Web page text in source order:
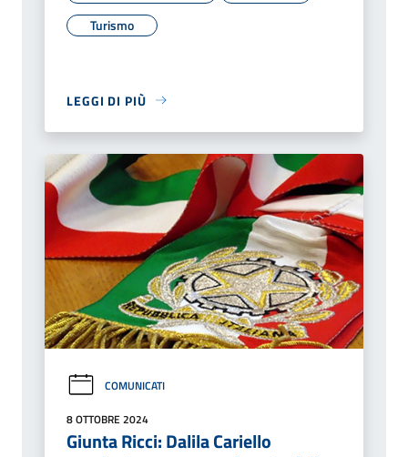
Turismo
LEGGI DI PIÙ
COMUNICATI
8 OTTOBRE 2024
Giunta Ricci: Dalila Cariello